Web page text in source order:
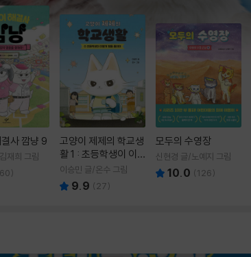
사 깜냥 9
재희 그림
60)
고양이 제제의 학교생
활 1 : 초등학생이 이
렇게 힘들 줄이야
이승민 글/온수 그림
9.9 ( 27)
모두의 수영장
신현경 글/노예지 그림
10.0 (126)